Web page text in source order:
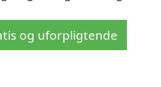
og uforpligtende